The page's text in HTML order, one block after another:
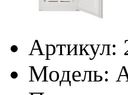
Артикул:
Модель: